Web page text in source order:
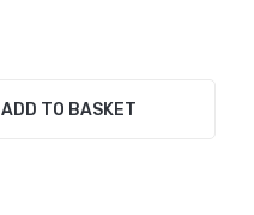
ADD TO BASKET